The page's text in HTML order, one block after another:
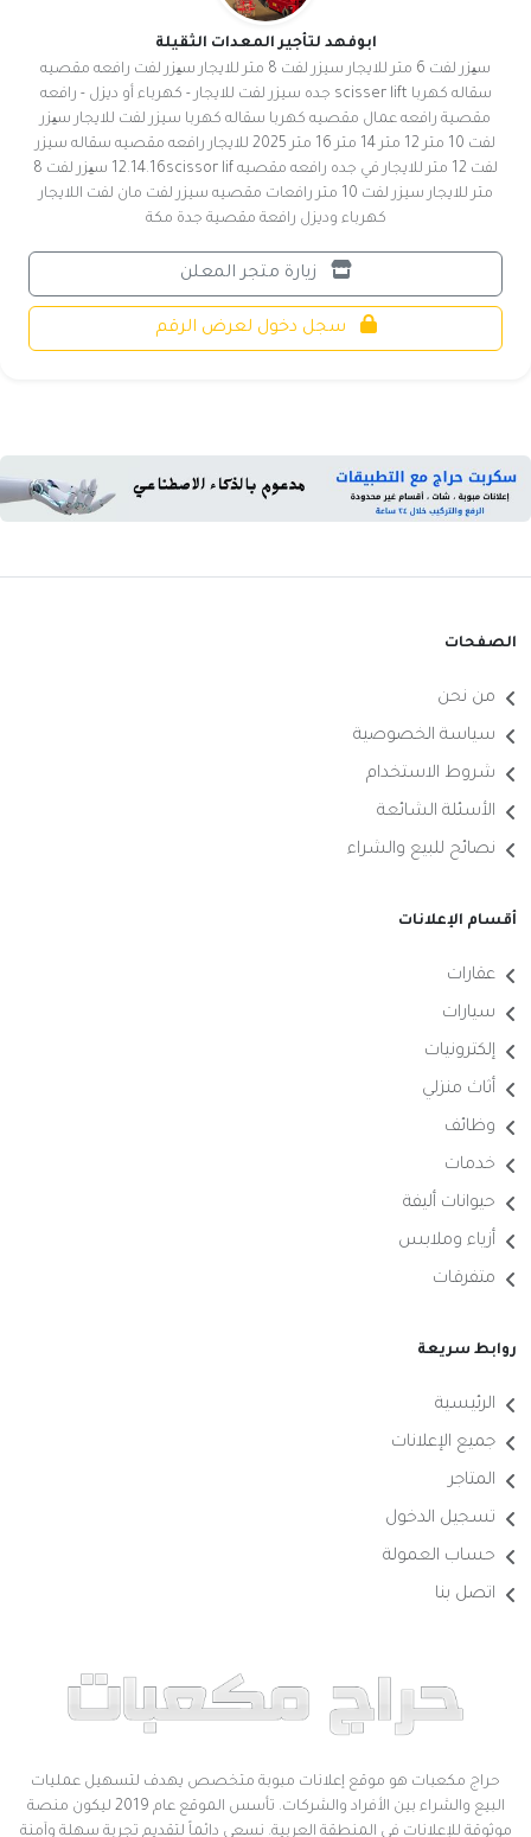
ابوفهد لتأجير المعدات الثقيلة
سیزر لفت 6 متر للايجار سيزر لفت 8 متر للايجار سیزر لفت رافعه مقصيه
سقاله كهربا scisser lift جده سيزر لفت للايجار - كهرباء أو ديزل - رافعه
مقصية رافعه عمال مقصيه كهربا سقاله كهربا سيزر لفت للايجار سیزر
لفت 10 متر 12 متر 14 متر 16 متر 2025 للايجار رافعه مقصيه سقاله سيزر
لفت 12 متر للايجار في جده رافعه مقصيه 12.14.16scissor lif سیزر لفت 8
متر للايجار سيزر لفت 10 متر رافعات مقصيه سيزر لفت مان لفت اللايجار
كهرباء وديزل رافعة مقصية جدة مكة
زيارة متجر المعلن
سجل دخول لعرض الرقم
الصفحات
من نحن
سياسة الخصوصية
شروط الاستخدام
الأسئلة الشائعة
نصائح للبيع والشراء
أقسام الإعلانات
عقارات
سيارات
إلكترونيات
أثاث منزلي
وظائف
خدمات
حيوانات أليفة
أزياء وملابس
متفرقات
روابط سريعة
الرئيسية
جميع الإعلانات
المتاجر
تسجيل الدخول
حساب العمولة
اتصل بنا
حراج مكعبات هو موقع إعلانات مبوبة متخصص يهدف لتسهيل عمليات
البيع والشراء بين الأفراد والشركات. تأسس الموقع عام 2019 ليكون منصة
موثوقة للإعلانات في المنطقة العربية. نسعى دائماً لتقديم تجربة سهلة وآمنة